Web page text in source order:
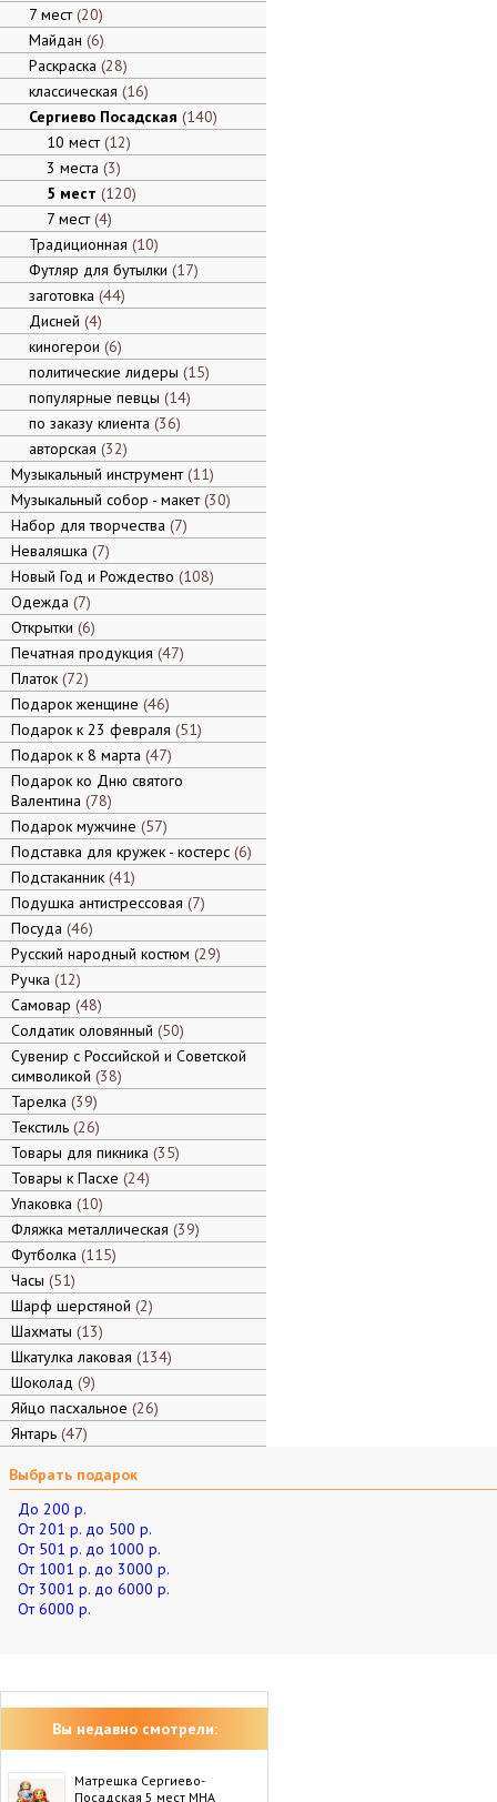
7 мест 20
Майдан 6
Раскраска 28
классическая 16
Сергиево Посадская 140
10 мест 12
3 места 3
5 мест 120
7 мест 4
Традиционная 10
Футляр для бутылки 17
заготовка 44
Дисней 4
киногерои 6
политические лидеры 15
популярные певцы 14
по заказу клиента 36
авторская 32
Музыкальный инструмент 11
Музыкальный собор - макет 30
Набор для творчества 7
Неваляшка 7
Новый Год и Рождество 108
Одежда 7
Открытки 6
Печатная продукция 47
Платок 72
Подарок женщине 46
Подарок к 23 февраля 51
Подарок к 8 марта 47
Подарок ко Дню святого
Валентина 78
Подарок мужчине 57
Подставка для кружек - костерс 6
Подстаканник 41
Подушка антистрессовая 7
Посуда 46
Русский народный костюм 29
Ручка 12
Самовар 48
Солдатик оловянный 50
Сувенир с Российской и Советской
символикой 38
Тарелка 39
Текстиль 26
Товары для пикника 35
Товары к Пасхе 24
Упаковка 10
Фляжка металлическая 39
Футболка 115
Часы 51
Шарф шерстяной 2
Шахматы 13
Шкатулка лаковая 134
Шоколад 9
Яйцо пасхальное 26
Янтарь 47
Выбрать подарок
До 200 р.
От 201 р. до 500 р.
От 501 р. до 1000 р.
От 1001 р. до 3000 р.
От 3001 р. до 6000 р.
От 6000 р.
Вы недавно смотрели:
Матрешка Сергиево-
Посадская 5 мест МНА